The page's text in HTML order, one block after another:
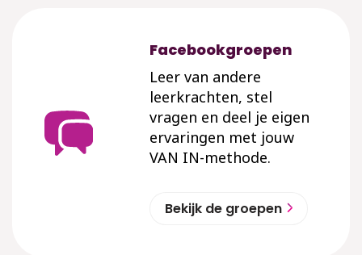
Facebookgroepen
Leer van andere
leerkrachten, stel
vragen en deel je eigen
ervaringen met jouw
VAN IN-methode.
Bekijk de groepen